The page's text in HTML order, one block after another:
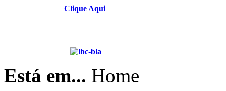
Clique Aqui
Está em... Home